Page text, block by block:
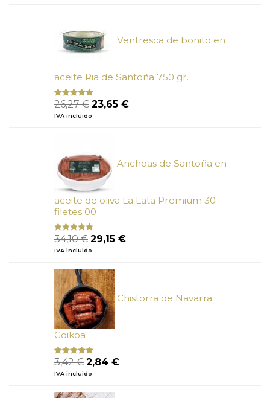
Ventresca de bonito en
aceite Ria de Santoña 750 gr.
Valorado
con
5
26,27€ El
precio
23,65 €El
IVA incluido
Anchoas de Santoña en
aceite de oliva La Lata Premium 30
filetes 00
Valorado
con
de 5
34,10€ El
precio
era:
34,10 €.
29,15 €El
IVA incluido
Chistorra de Navarra
Goikoa
Valorado
con
de 5
3,42€ El
precio
era:
2,84 €El
IVA incluido